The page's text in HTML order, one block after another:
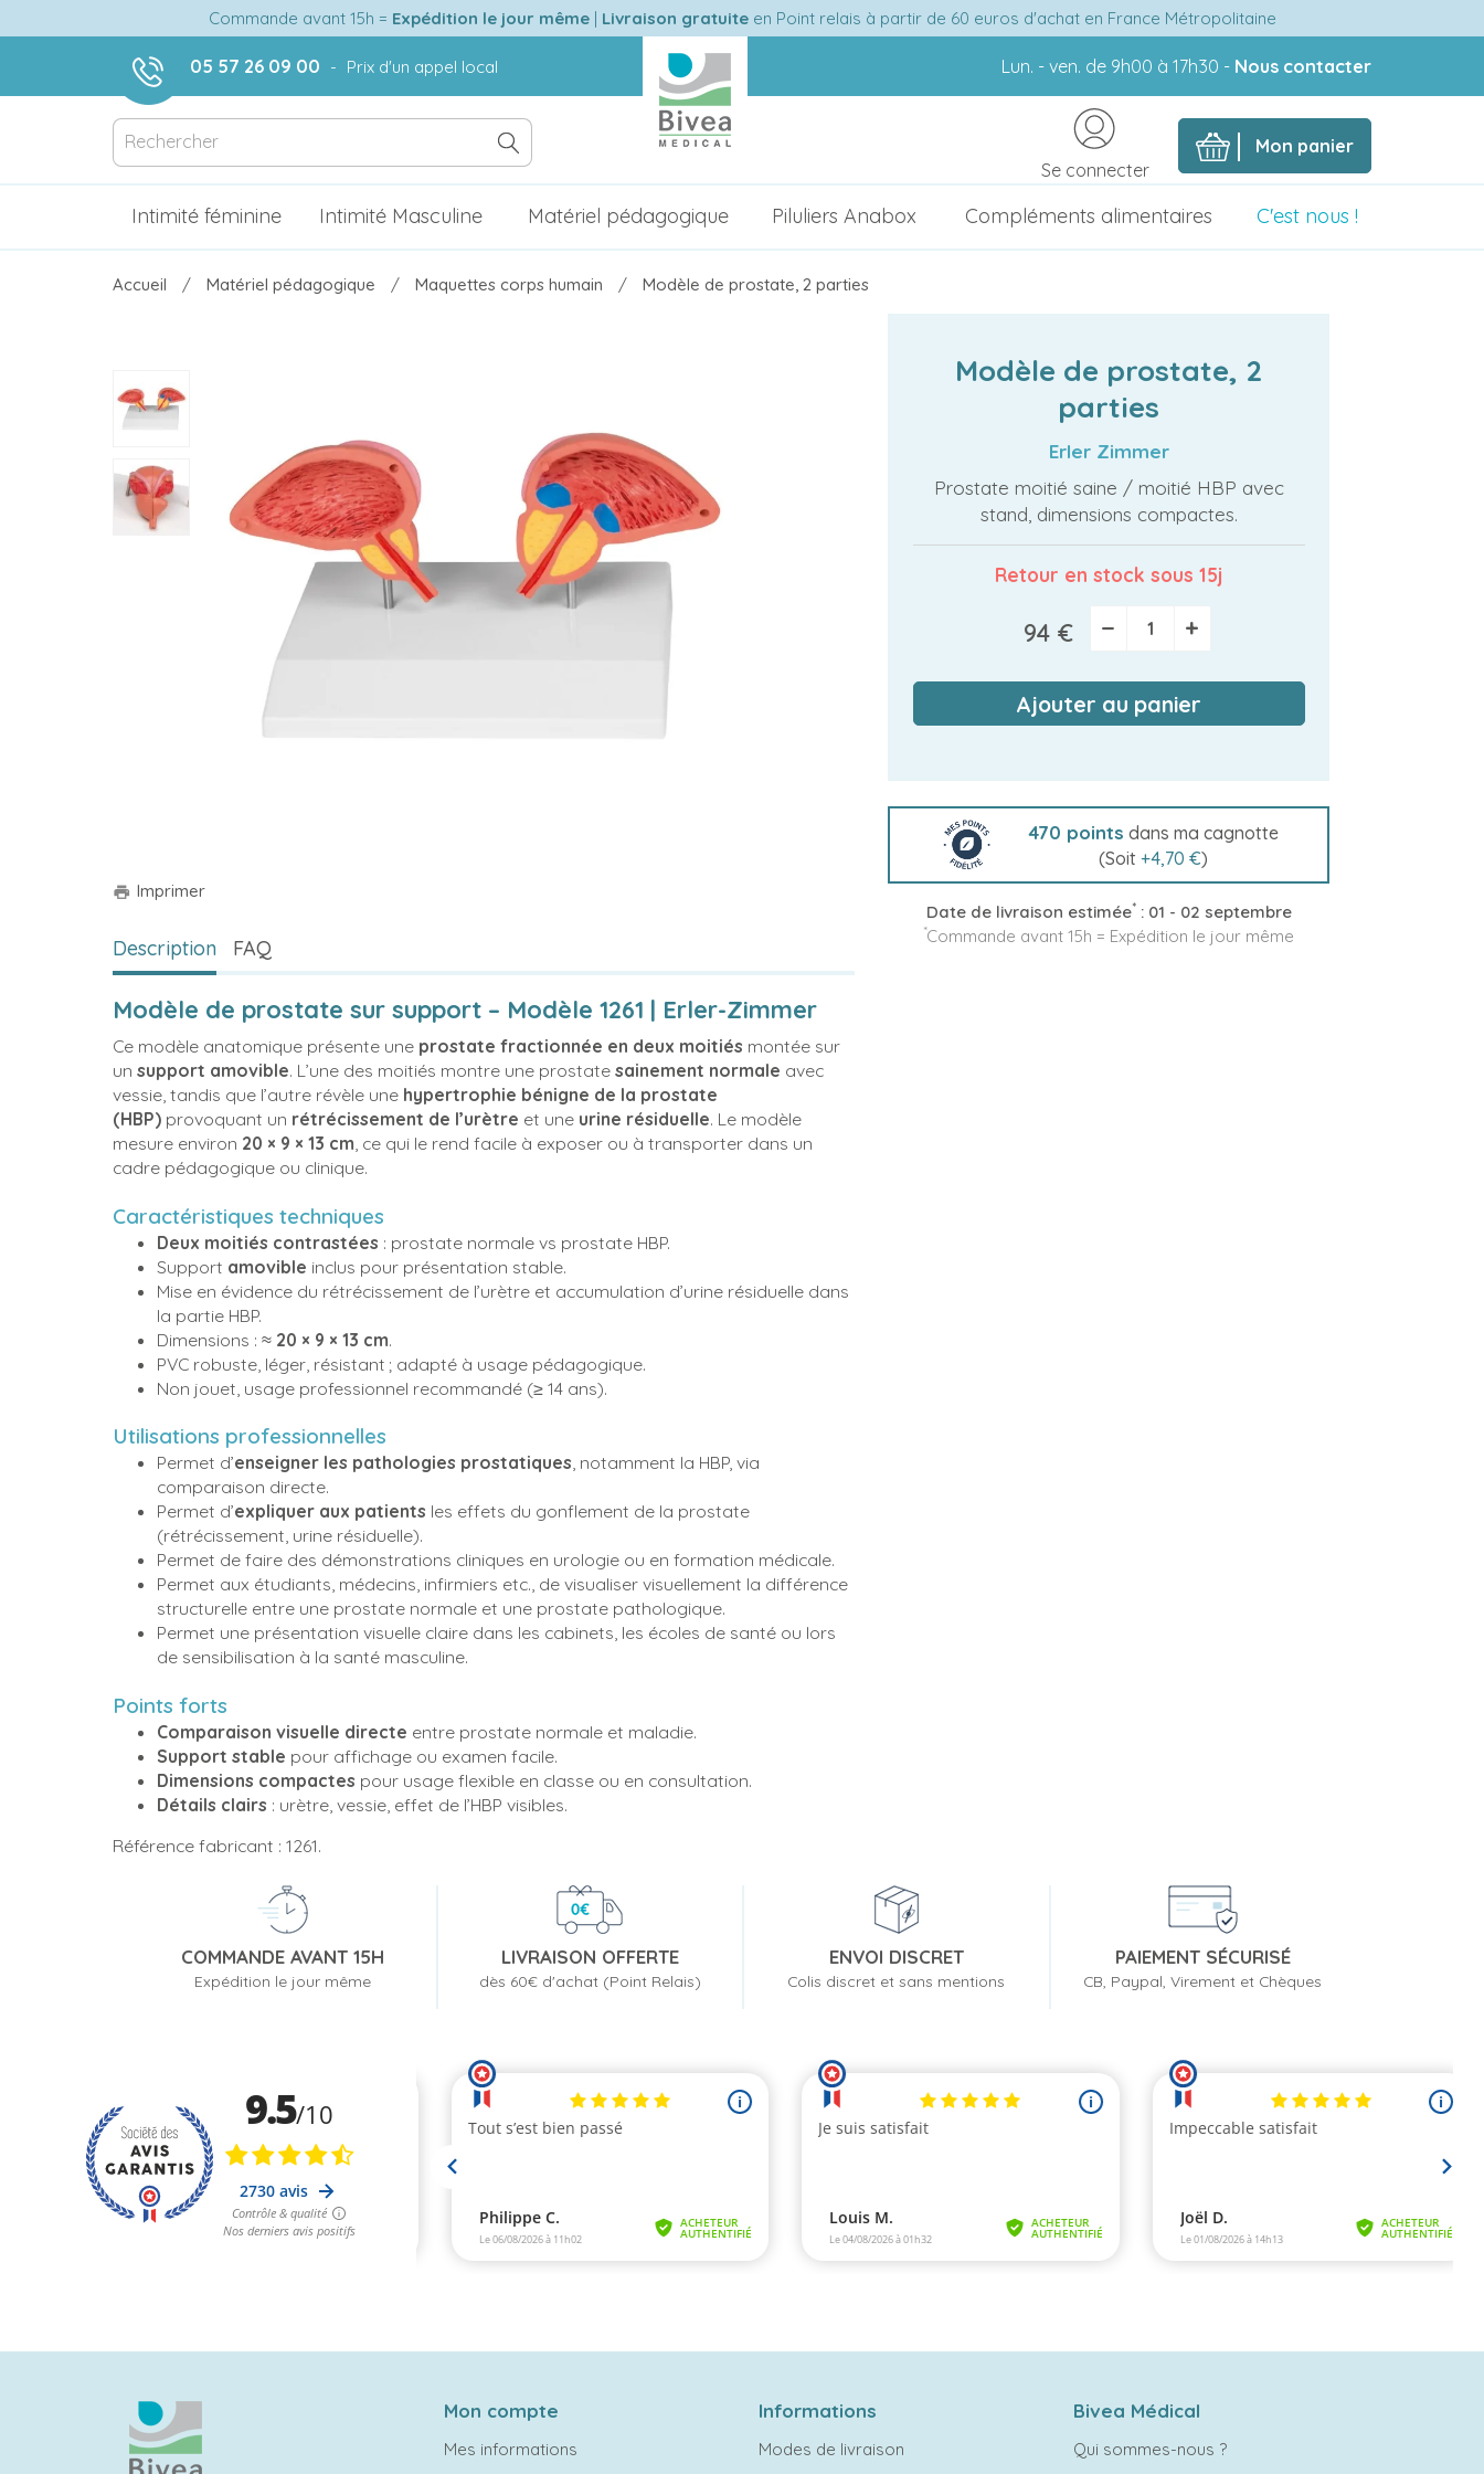
Commande avant 15h = Expédition le jour même| Livraison gratuiteen Point relais à partir de 60 euros d'achat en France Métropolitaine
05 57 26 09 00 - Prix d'un appel local Lun. - ven. de 9h00 à 17h30 - Nous contacter
Mon panier
Se connecter
Intimité féminine Intimité Masculine Matériel pédagogique Piluliers Anabox Compléments alimentaires C'est nous !
Accueil Matériel pédagogique Maquettes corps humain Modèle de prostate, 2 parties
print Imprimer
Modèle de prostate, 2
parties
Erler Zimmer
Prostate moitié saine / moitié HBP avec
stand, dimensions compactes.
Retour en stock sous 15j
94 € − +
Ajouter au panier
470 points dans ma cagnotte
(Soit +4,70 €)
Date de livraison estimée*: 01 - 02 septembre
*Commande avant 15h = Expédition le jour même
Description FAQ
Modèle de prostate sur support – Modèle 1261 | Erler-Zimmer
Ce modèle anatomique présente une prostate fractionnée en deux moitiés montée sur
un support amovible. L’une des moitiés montre une prostate sainement normale avec
vessie, tandis que l’autre révèle une hypertrophie bénigne de la prostate
(HBP) provoquant un rétrécissement de l’urètre et une urine résiduelle. Le modèle
mesure environ 20 × 9 × 13 cm, ce qui le rend facile à exposer ou à transporter dans un
cadre pédagogique ou clinique.
Caractéristiques techniques
Deux moitiés contrastées : prostate normale vs prostate HBP.
Support amovible inclus pour présentation stable.
Mise en évidence du rétrécissement de l’urètre et accumulation d’urine résiduelle dans
la partie HBP.
Dimensions : ≈ 20 × 9 × 13 cm.
PVC robuste, léger, résistant ; adapté à usage pédagogique.
Non jouet, usage professionnel recommandé (≥ 14 ans).
Utilisations professionnelles
Permet d’enseigner les pathologies prostatiques, notamment la HBP, via
comparaison directe.
Permet d’expliquer aux patients les effets du gonflement de la prostate
(rétrécissement, urine résiduelle).
Permet de faire des démonstrations cliniques en urologie ou en formation médicale.
Permet aux étudiants, médecins, infirmiers etc., de visualiser visuellement la différence
structurelle entre une prostate normale et une prostate pathologique.
Permet une présentation visuelle claire dans les cabinets, les écoles de santé ou lors
de sensibilisation à la santé masculine.
Points forts
Comparaison visuelle directe entre prostate normale et maladie.
Support stable pour affichage ou examen facile.
Dimensions compactes pour usage flexible en classe ou en consultation.
Détails clairs : urètre, vessie, effet de l’HBP visibles.
Référence fabricant : 1261.
COMMANDE AVANT 15H
Expédition le jour même
LIVRAISON OFFERTE
dès 60€ d'achat (Point Relais)
ENVOI DISCRET
Colis discret et sans mentions
PAIEMENT SÉCURISÉ
CB, Paypal, Virement et Chèques
Mon compte
Mes informations
Informations
Modes de livraison
Bivea Médical
Qui sommes-nous ?